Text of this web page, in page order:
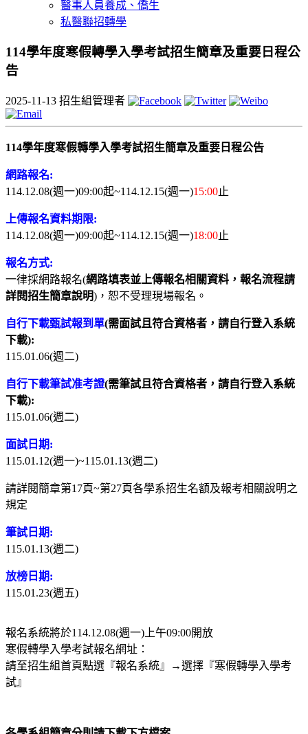
醫事人員養成、僑生
私醫聯招轉學
114學年度寒假轉學入學考試招生簡章及重要日程公
告
2025-11-13 招生組管理者
114學年度寒假轉學入學考試招生簡章及重要日程公告
網路報名:
114.12.08(週一)09:00起~114.12.15(週一)15:00止
上傳報名資料期限:
114.12.08(週一)09:00起~114.12.15(週一)18:00止
報名方式:
一律採網路報名(網路填表並上傳報名相關資料，報名流程請
詳閱招生簡章說明)，恕不受理現場報名。
自行下載甄試報到單(需面試且符合資格者，請自行登入系統
下載):
115.01.06(週二)
自行下載筆試准考證(需筆試且符合資格者，請自行登入系統
下載):
115.01.06(週二)
面試日期:
115.01.12(週一)~115.01.13(週二)
請詳閱簡章第17頁~第27頁各學系招生名額及報考相關說明之
規定
筆試日期:
115.01.13(週二)
放榜日期:
115.01.23(週五)
報名系統將於114.12.08(週一)上午09:00開放
寒假轉學入學考試報名網址：
請至招生組首頁點選『報名系統』→選擇『寒假轉學入學考
試』